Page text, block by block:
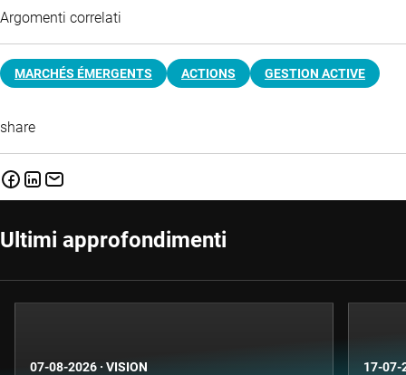
Argomenti correlati
MARCHÉS ÉMERGENTS ACTIONS GESTION ACTIVE
share
Ultimi approfondimenti
07-08-2026 · VISION 17-07-